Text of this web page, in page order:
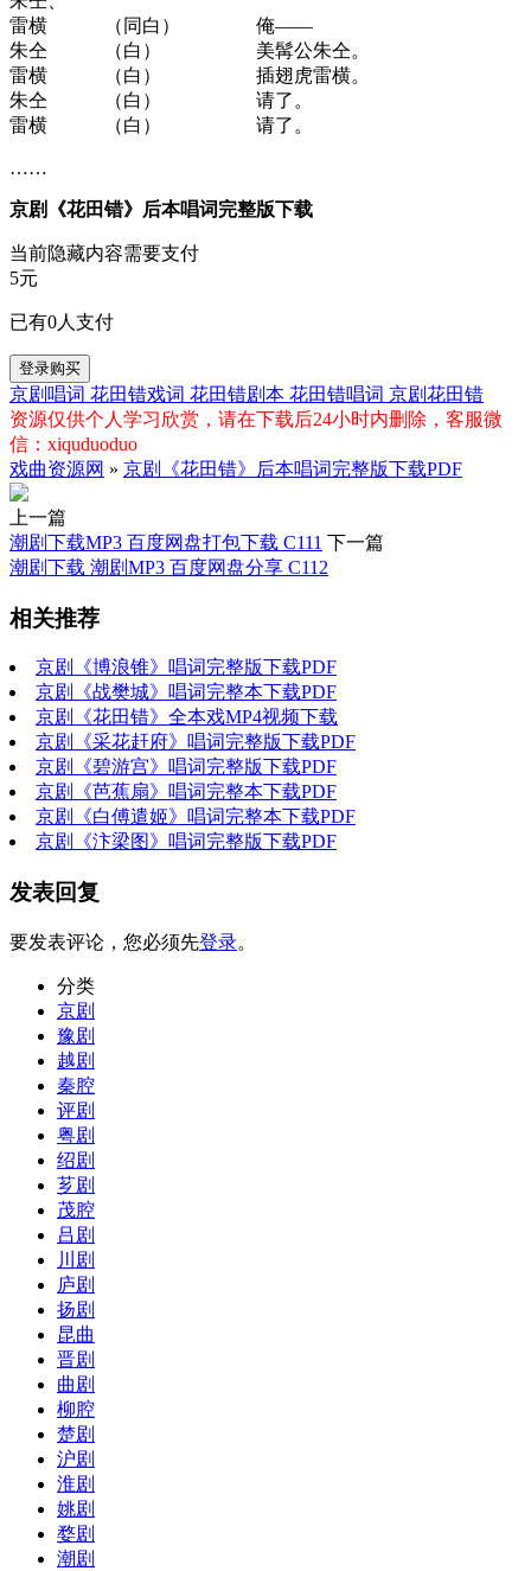
雷横 （同白） 俺——
朱仝 （白） 美髯公朱仝。
雷横 （白） 插翅虎雷横。
朱仝 （白） 请了。
雷横 （白） 请了。
……
京剧《花田错》后本唱词完整版下载
当前隐藏内容需要支付
5元
已有0人支付
登录购买
京剧唱词 花田错戏词 花田错剧本 花田错唱词 京剧花田错
资源仅供个人学习欣赏，请在下载后24小时内删除，客服微
信：xiquduoduo
戏曲资源网 » 京剧《花田错》后本唱词完整版下载PDF
上一篇
潮剧下载MP3 百度网盘打包下载 C111 下一篇
潮剧下载 潮剧MP3 百度网盘分享 C112
相关推荐
京剧《博浪锥》唱词完整版下载PDF
京剧《战樊城》唱词完整本下载PDF
京剧《花田错》全本戏MP4视频下载
京剧《采花赶府》唱词完整版下载PDF
京剧《碧游宫》唱词完整版下载PDF
京剧《芭蕉扇》唱词完整本下载PDF
京剧《白傅遣姬》唱词完整本下载PDF
京剧《汴梁图》唱词完整版下载PDF
发表回复
要发表评论，您必须先登录。
分类
京剧
豫剧
越剧
秦腔
评剧
粤剧
绍剧
芗剧
茂腔
吕剧
川剧
庐剧
扬剧
昆曲
晋剧
曲剧
柳腔
楚剧
沪剧
淮剧
姚剧
婺剧
潮剧